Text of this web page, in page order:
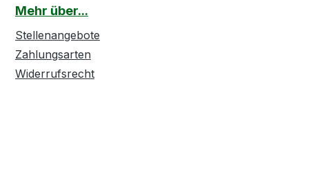
Mehr über...
Stellenangebote
Zahlungsarten
Widerrufsrecht